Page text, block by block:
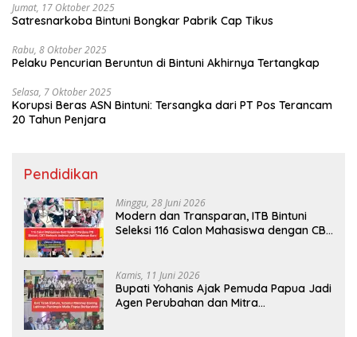
Jumat, 17 Oktober 2025
Satresnarkoba Bintuni Bongkar Pabrik Cap Tikus
Rabu, 8 Oktober 2025
Pelaku Pencurian Beruntun di Bintuni Akhirnya Tertangkap
Selasa, 7 Oktober 2025
Korupsi Beras ASN Bintuni: Tersangka dari PT Pos Terancam
20 Tahun Penjara
Pendidikan
Minggu, 28 Juni 2026
Modern dan Transparan, ITB Bintuni
Seleksi 116 Calon Mahasiswa dengan CBT
Kamis, 11 Juni 2026
Bupati Yohanis Ajak Pemuda Papua Jadi
Agen Perubahan dan Mitra